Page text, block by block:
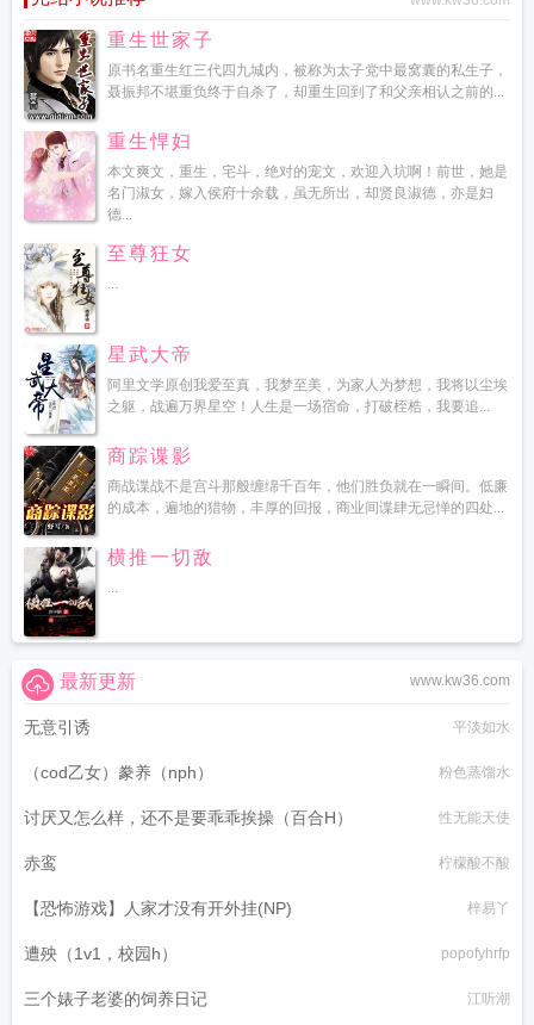
重生世家子
原书名重生红三代四九城内，被称为太子党中最窝囊的私生子，
聂振邦不堪重负终于自杀了，却重生回到了和父亲相认之前的...
重生悍妇
本文爽文，重生，宅斗，绝对的宠文，欢迎入坑啊！前世，她是
名门淑女，嫁入侯府十余载，虽无所出，却贤良淑德，亦是妇
德...
至尊狂女
...
星武大帝
阿里文学原创我爱至真，我梦至美，为家人为梦想，我将以尘埃
之躯，战遍万界星空！人生是一场宿命，打破桎梏，我要追...
商踪谍影
商战谍战不是宫斗那般缠绵千百年，他们胜负就在一瞬间。低廉
的成本，遍地的猎物，丰厚的回报，商业间谍肆无忌惮的四处...
横推一切敌
...
www.kw36.com
最新更新
无意引诱 平淡如水
（cod乙女）豢养（nph） 粉色蒸馏水
讨厌又怎么样，还不是要乖乖挨操（百合H） 性无能天使
赤鸾 柠檬酸不酸
【恐怖游戏】人家才没有开外挂(NP) 梓易丫
遭殃（1v1，校园h） popofyhrfp
三个婊子老婆的饲养日记 江听潮